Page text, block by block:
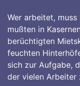
Wer arbeitet,
mußten in
berüchtigten
feuchten
sich zur Aufgabe,
der vielen Arbeiter